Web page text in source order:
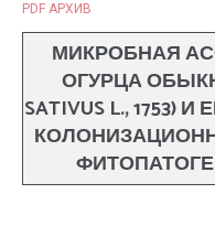
PDF АРХИВ
МИКРОБНАЯ
ОГУРЦА
SATIVUS L.,